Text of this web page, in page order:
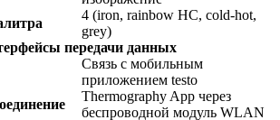
4 (iron, rainbow HC, cold-hot,
grey)
передачи данных
Связь с мобильным
приложением testo
Thermography App через
беспроводной модуль WLAN